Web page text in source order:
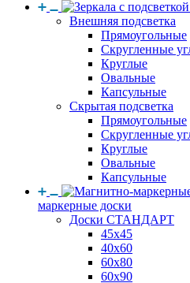
Внешняя подсветка
Прямоугольные
Скругленные
Круглые
Овальные
Капсульные
Скрытая подсветка
Прямоугольные
Скругленные
Круглые
Овальные
Капсульные
маркерные доски
Доски СТАНДАРТ
45x45
40x60
60x80
60x90